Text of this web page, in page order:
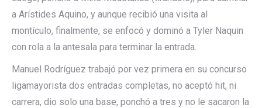
a Arístides Aquino, y aunque recibió una visita al
montículo, finalmente, se enfocó y dominó a Tyler Naquin
con rola a la antesala para terminar la entrada.
Manuel Rodríguez trabajó por vez primera en su concurso
ligamayorista dos entradas completas, no aceptó hit, ni
carrera, dio solo una base, ponchó a tres y no le sacaron la